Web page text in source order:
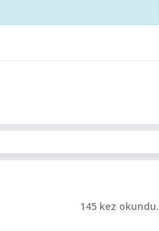
145 kez okundu.